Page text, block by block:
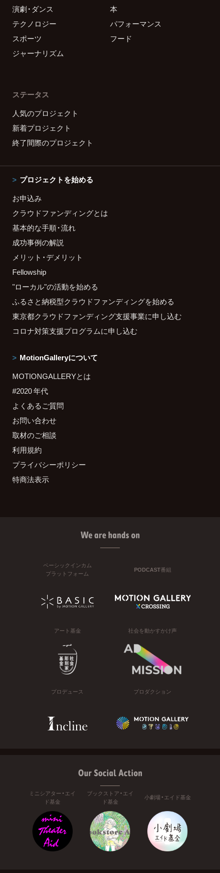
演劇・ダンス
本
テクノロジー
パフォーマンス
スポーツ
フード
ジャーナリズム
ステータス
人気のプロジェクト
新着プロジェクト
終了間際のプロジェクト
プロジェクトを始める
お申込み
クラウドファンディングとは
基本的な手順・流れ
成功事例の解説
メリット・デメリット
Fellowship
"ローカル"の活動を始める
ふるさと納税型クラウドファンディングを始める
東京都クラウドファンディング支援事業に申し込む
コロナ対策支援プログラムに申し込む
MotionGalleryについて
MOTIONGALLERYとは
#2020 年代
よくあるご質問
お問い合わせ
取材のご相談
利用規約
プライバシーポリシー
特商法表示
We are hands on
ベーシックインカム
プラットフォーム
PODCAST番組
アート基金 社会を動かすかけ声
プロデュース プロダクション
Our Social Action
ミニシアター・エイ
ド基金
ブックストア・エイ
ド基金
小劇場・エイド基金